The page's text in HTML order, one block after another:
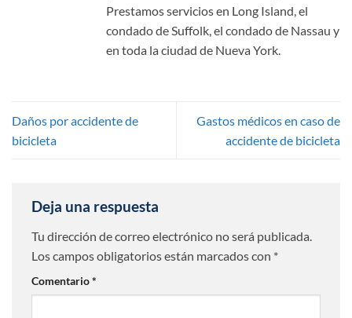
Prestamos servicios en Long Island, el
condado de Suffolk, el condado de Nassau y
en toda la ciudad de Nueva York.
Daños por accidente de
bicicleta
Gastos médicos en caso de
accidente de bicicleta
Deja una respuesta
Tu dirección de correo electrónico no será publicada.
Los campos obligatorios están marcados con *
Comentario*